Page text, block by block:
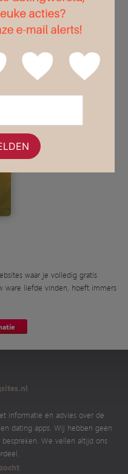
ook toegang tot tal van
Bij Lexa kan je waar en
waar je volledig gratis
ware liefde vinden, hoeft immers
informatie en advies over de
dating apps. Wij hebben geen
We vellen altijd ons